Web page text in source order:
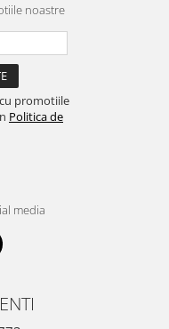
noastre
promotiile
Politica de
media